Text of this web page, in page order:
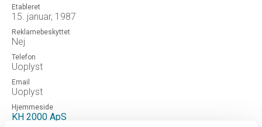
Etableret
15. januar, 1987
Reklamebeskyttet
Nej
Telefon
Uoplyst
Email
Uoplyst
Hjemmeside
KH 2000 ApS